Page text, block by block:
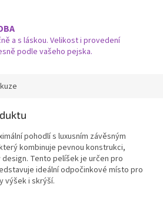
a s láskou. Velikost i provedení
podle vašeho pejska.
pohodlí s luxusním závěsným
kombinuje pevnou konstrukci,
Tento pelíšek je určen pro
ideální odpočinkové místo pro
výšek i skrýší.